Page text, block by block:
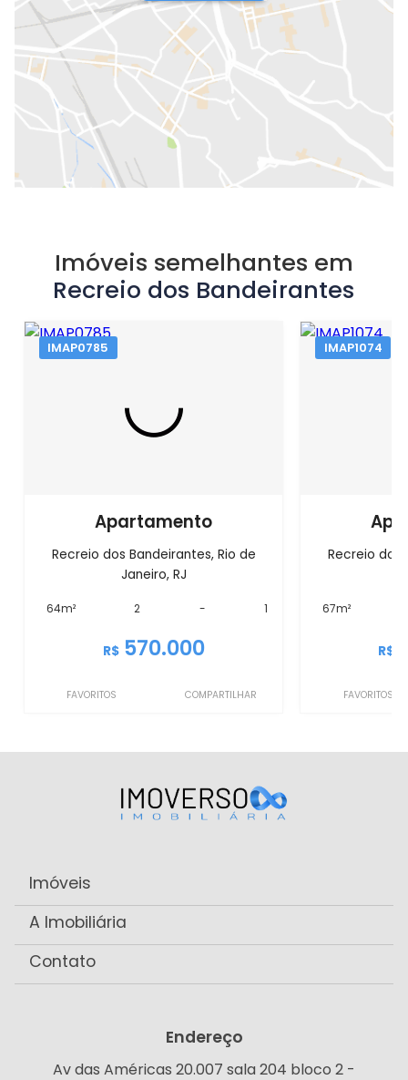
Imóveis semelhantes em
Recreio dos Bandeirantes
IMAP0785
Apartamento
Recreio dos Bandeirantes, Rio de
Janeiro, RJ
64m² 2 - 1
R$ 570.000
FAVORITOS COMPARTILHAR
IMAP1074
Recreio dos
67m²
R$
FAVORITOS
Imóveis
A Imobiliária
Contato
Endereço
Av das Américas 20.007 sala 204 bloco 2 -